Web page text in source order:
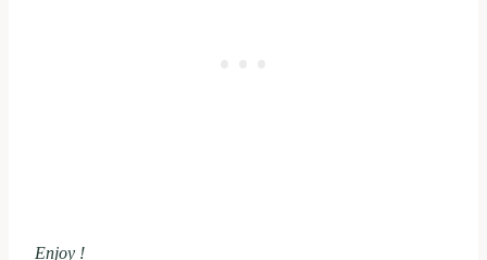
Enjoy !